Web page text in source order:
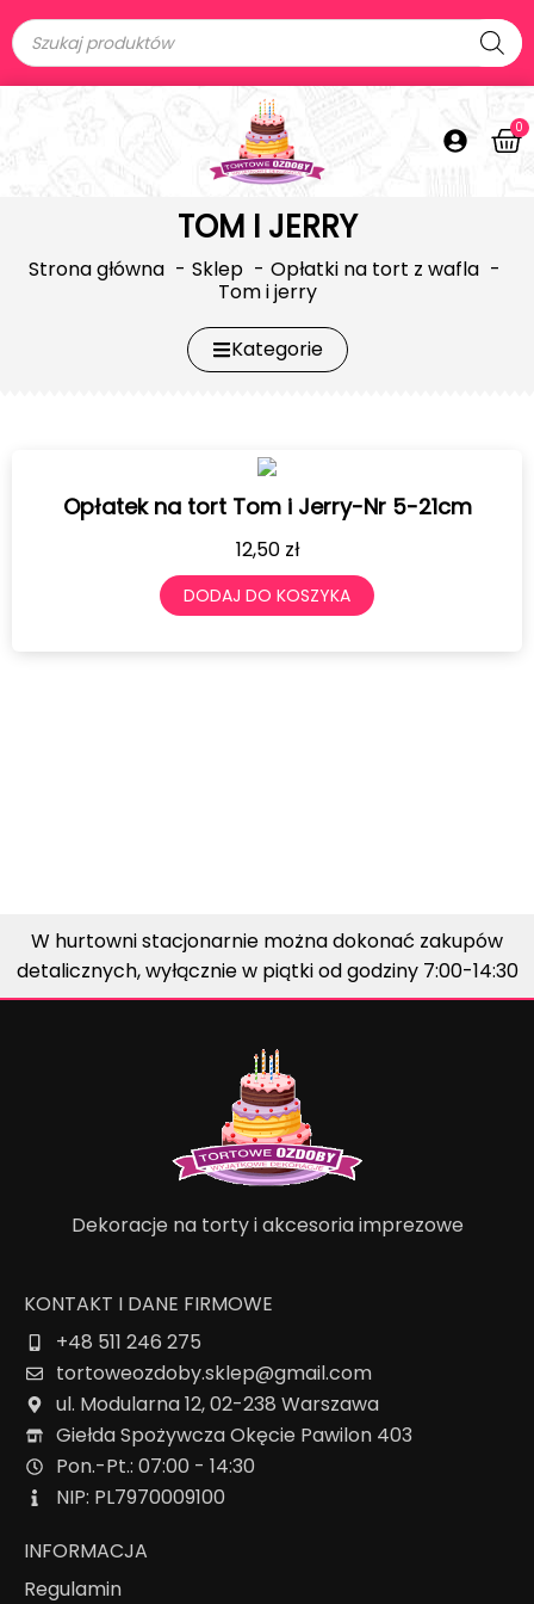
0
TOM I JERRY
Strona główna Sklep
Opłatki na tort z wafla
Tom i jerry
Kategorie
Opłatek na tort Tom i Jerry-Nr 5-21cm
12,50 zł
DODAJ DO KOSZYKA
W hurtowni stacjonarnie można dokonać zakupów
detalicznych, wyłącznie w piątki od godziny 7:00-14:30
Dekoracje na torty i akcesoria imprezowe
KONTAKT I DANE FIRMOWE
+48 511 246 275
tortoweozdoby.sklep@gmail.com
ul. Modularna 12, 02-238 Warszawa
Giełda Spożywcza Okęcie Pawilon 403
Pon.-Pt.: 07:00 - 14:30
NIP: PL7970009100
INFORMACJA
Regulamin